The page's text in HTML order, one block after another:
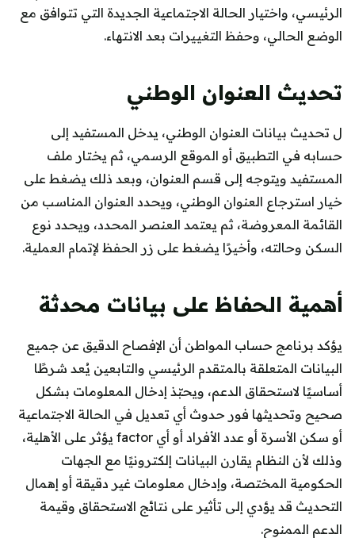
الرئيسي، واختيار الحالة الاجتماعية الجديدة التي تتوافق مع
الوضع الحالي، وحفظ التغييرات بعد الانتهاء.
تحديث العنوان الوطني
ل تحديث بيانات العنوان الوطني، يدخل المستفيد إلى
حسابه في التطبيق أو الموقع الرسمي، ثم يختار ملف
المستفيد ويتوجه إلى قسم العنوان، وبعد ذلك يضغط على
خيار استرجاع العنوان الوطني، ويحدد العنوان المناسب من
القائمة المعروضة، ثم يعتمد العنصر المحدد، ويحدد نوع
السكن وحالته، وأخيرًا يضغط على زر الحفظ لإتمام العملية.
أهمية الحفاظ على بيانات محدثة
يؤكد برنامج حساب المواطن أن الإفصاح الدقيق عن جميع
البيانات المتعلقة بالمتقدم الرئيسي والتابعين يُعد شرطًا
أساسيًا لاستحقاق الدعم، ويحبّذ إدخال المعلومات بشكل
صحيح وتحديثها فور حدوث أي تعديل في الحالة الاجتماعية
أو سكن الأسرة أو عدد الأفراد أو أي factor يؤثر على الأهلية،
وذلك لأن النظام يقارن البيانات إلكترونيًا مع الجهات
الحكومية المختصة، وإدخال معلومات غير دقيقة أو إهمال
التحديث قد يؤدي إلى تأثير على نتائج الاستحقاق وقيمة
الدعم الممنوح.